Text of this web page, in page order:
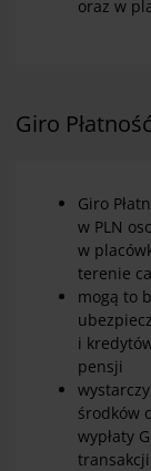
oraz w
Giro
Giro
w PLN
w
terenie
mogą to
i
pensji
środków
wypłaty
transakcji